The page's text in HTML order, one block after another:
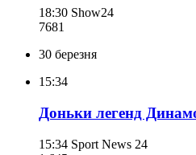
18:30 Show24
7681
30 березня
15:34
Доньки легенд
15:34 Sport News 24